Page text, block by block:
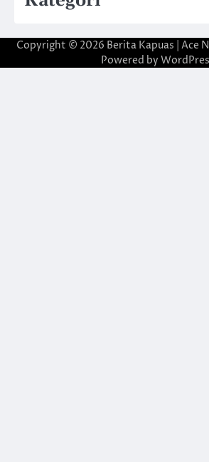
Copyright © 2026 Berita Kapuas | Ace
Powered by